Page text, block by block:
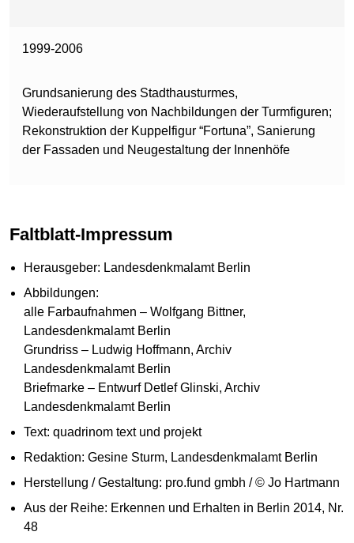
1999-2006
Grundsanierung des Stadthausturmes,
Wiederaufstellung von Nachbildungen der Turmfiguren;
Rekonstruktion der Kuppelfigur “Fortuna”, Sanierung
der Fassaden und Neugestaltung der Innenhöfe
Faltblatt-Impressum
Herausgeber: Landesdenkmalamt Berlin
Abbildungen:
alle Farbaufnahmen – Wolfgang Bittner,
Landesdenkmalamt Berlin
Grundriss – Ludwig Hoffmann, Archiv
Landesdenkmalamt Berlin
Briefmarke – Entwurf Detlef Glinski, Archiv
Landesdenkmalamt Berlin
Text: quadrinom text und projekt
Redaktion: Gesine Sturm, Landesdenkmalamt Berlin
Herstellung / Gestaltung: pro.fund gmbh / © Jo Hartmann
Aus der Reihe: Erkennen und Erhalten in Berlin 2014, Nr.
48